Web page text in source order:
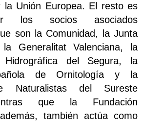
la Unión Europea. El resto es
los socios asociados
son la Comunidad, la Junta
Generalitat Valenciana, la
Hidrográfica del Segura, la
de Ornitología y la
Naturalistas del Sureste
que la Fundación
también actúa como